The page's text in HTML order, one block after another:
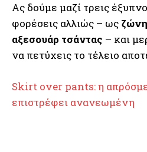
Ας δούμε μαζί τρεις
φορέσεις αλλιώς – ως ζώνη
αξεσουάρ τσάντας – και
να πετύχεις το τέλειο
Skirt over pants: η
επιστρέφει ανανεωμένη